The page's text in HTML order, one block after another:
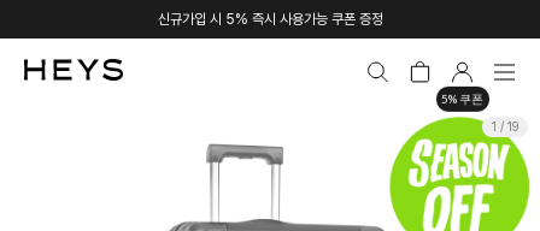
신규가입 시 5% 즉시 사용가능 쿠폰 증정
5% 쿠폰
1 / 19